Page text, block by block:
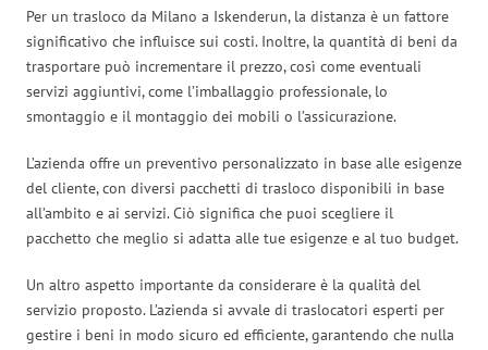
Per un trasloco da Milano a Iskenderun, la distanza è un fattore
significativo che influisce sui costi. Inoltre, la quantità di beni da
trasportare può incrementare il prezzo, così come eventuali
servizi aggiuntivi, come l’imballaggio professionale, lo
smontaggio e il montaggio dei mobili o l’assicurazione.
L’azienda offre un preventivo personalizzato in base alle esigenze
del cliente, con diversi pacchetti di trasloco disponibili in base
all’ambito e ai servizi. Ciò significa che puoi scegliere il
pacchetto che meglio si adatta alle tue esigenze e al tuo budget.
Un altro aspetto importante da considerare è la qualità del
servizio proposto. L’azienda si avvale di traslocatori esperti per
gestire i beni in modo sicuro ed efficiente, garantendo che nulla